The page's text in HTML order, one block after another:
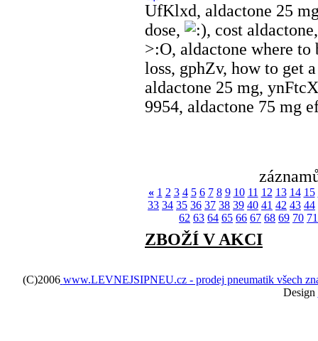
UfKlxd, aldactone 25
dose,
, cost
>:O, aldactone where
loss, gphZv, how to get
aldactone 25 mg,
9954, aldactone 75 mg
« 1 2 3 4 5 6 7 8 9 10 11 12 13 14 15
33 34 35 36 37 38 39 40 41 42 43 44
62 63 64 65 66 67 68 69 70 71
ZBOŽÍ V AKCI
(C)2006 www.LEVNEJSIPNEU.cz - prodej pneumatik všech
Design